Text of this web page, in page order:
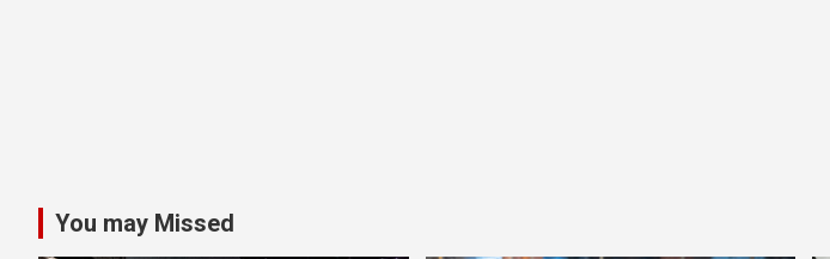
You may Missed